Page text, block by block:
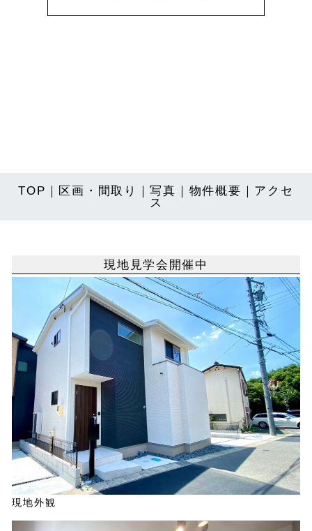
TOP ｜ 区画・間取り ｜写真 ｜ 物件概要 ｜ アクセ
ス
現地見学会開催中
現地外観